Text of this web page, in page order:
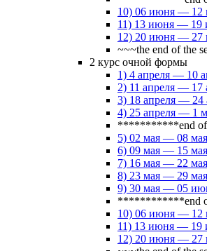
10) 06 июня — 12
11) 13 июня — 19
12) 20 июня — 27
~~~the end of the
2 курс очной формы
1) 4 апреля — 10
2) 11 апреля — 17
3) 18 апреля — 24
4) 25 апреля — 1
***********end
5) 02 мая — 08 мая
6) 09 мая — 15 мая
7) 16 мая — 22 мая
8) 23 мая — 29 мая
9) 30 мая — 05
************end
10) 06 июня — 12
11) 13 июня — 19
12) 20 июня — 27